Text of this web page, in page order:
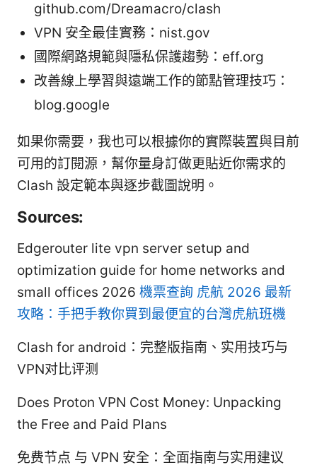
github.com/Dreamacro/clash
VPN 安全最佳實務：nist.gov
國際網路規範與隱私保護趨勢：eff.org
改善線上學習與遠端工作的節點管理技巧：
blog.google
如果你需要，我也可以根據你的實際裝置與目前
可用的訂閱源，幫你量身訂做更貼近你需求的
Clash 設定範本與逐步截圖說明。
Sources:
Edgerouter lite vpn server setup and
optimization guide for home networks and
small offices 2026 機票查詢 虎航 2026 最新
攻略：手把手教你買到最便宜的台灣虎航班機
Clash for android：完整版指南、实用技巧与
VPN对比评测
Does Proton VPN Cost Money: Unpacking
the Free and Paid Plans
免费节点 与 VPN 安全：全面指南与实用建议